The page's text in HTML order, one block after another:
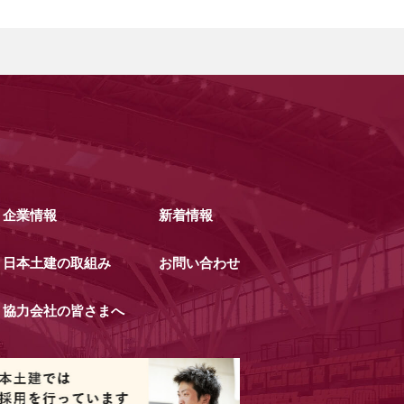
企業情報
日本土建の取組み
協力会社の皆さまへ
新着情報
お問い合わせ